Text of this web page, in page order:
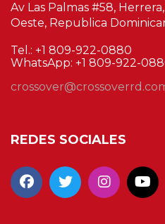
Av Las Palmas #58,
Oeste, Republica
Tel.: +1 809-922-0880
WhatsApp: +1 809-922-
REDES SOCIALES